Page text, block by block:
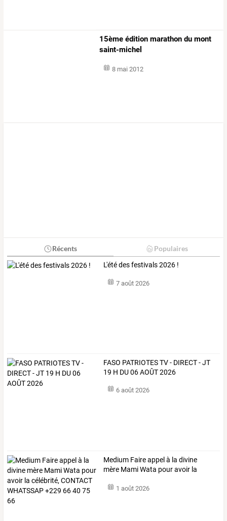
15ème édition marathon du mont
saint-michel
8 mai 2012
Récents Populaires
L'été des festivals 2026 !
7 août 2026
FASO PATRIOTES TV - DIRECT - JT
19 H DU 06 AOÛT 2026
6 août 2026
Medium Faireappel à la divine
mère MamiWata pouravoir la
1 août 2026